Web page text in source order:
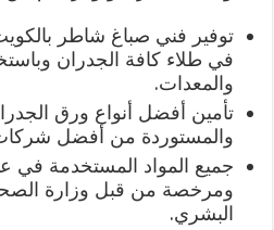
توفير فني صباغ شاطر
في طلاء كافة الجدران
والمعدات.
تأمين أفضل أنواع ورق
والمستوردة من أفضل
جميع المواد المستخدمة في
ومرخصة من قبل وزارة الصحة
البشري.